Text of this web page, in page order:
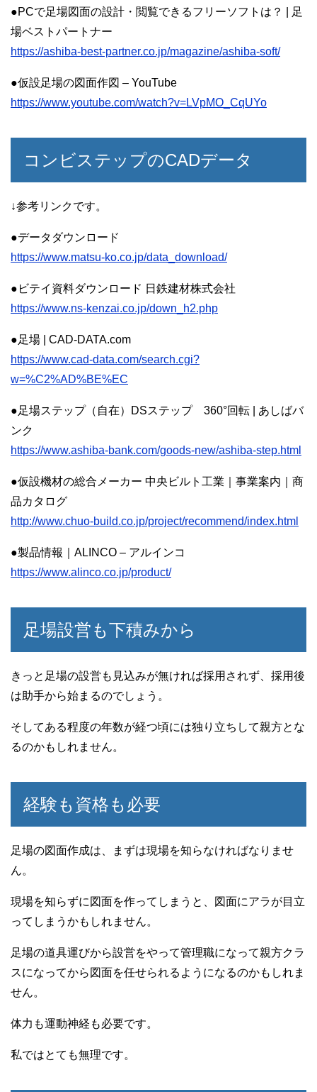
●PCで足場図面の設計・閲覧できるフリーソフトは？ | 足
場ベストパートナー
https://ashiba-best-partner.co.jp/magazine/ashiba-soft/
●仮設足場の図面作図 – YouTube
https://www.youtube.com/watch?v=LVpMO_CqUYo
コンビステップのCADデータ
↓参考リンクです。
●データダウンロード
https://www.matsu-ko.co.jp/data_download/
●ビテイ資料ダウンロード 日鉄建材株式会社
https://www.ns-kenzai.co.jp/down_h2.php
●足場 | CAD-DATA.com
https://www.cad-data.com/search.cgi?
w=%C2%AD%BE%EC
●足場ステップ（自在）DSステップ 360°回転 | あしばバ
ンク
https://www.ashiba-bank.com/goods-new/ashiba-step.html
●仮設機材の総合メーカー 中央ビルト工業｜事業案内｜商
品カタログ
http://www.chuo-build.co.jp/project/recommend/index.html
●製品情報｜ALINCO – アルインコ
https://www.alinco.co.jp/product/
足場設営も下積みから
きっと足場の設営も見込みが無ければ採用されず、採用後
は助手から始まるのでしょう。
そしてある程度の年数が経つ頃には独り立ちして親方とな
るのかもしれません。
経験も資格も必要
足場の図面作成は、まずは現場を知らなければなりませ
ん。
現場を知らずに図面を作ってしまうと、図面にアラが目立
ってしまうかもしれません。
足場の道具運びから設営をやって管理職になって親方クラ
スになってから図面を任せられるようになるのかもしれま
せん。
体力も運動神経も必要です。
私ではとても無理です。